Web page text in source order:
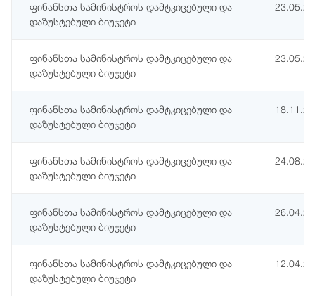
ფინანსთა სამინისტროს დამტკიცებული და
დაზუსტებული ბიუჯეტი
ფინანსთა სამინისტროს დამტკიცებული და
დაზუსტებული ბიუჯეტი
ფინანსთა სამინისტროს დამტკიცებული და
დაზუსტებული ბიუჯეტი
ფინანსთა სამინისტროს დამტკიცებული და
დაზუსტებული ბიუჯეტი
ფინანსთა სამინისტროს დამტკიცებული და
დაზუსტებული ბიუჯეტი
ფინანსთა სამინისტროს დამტკიცებული და
დაზუსტებული ბიუჯეტი